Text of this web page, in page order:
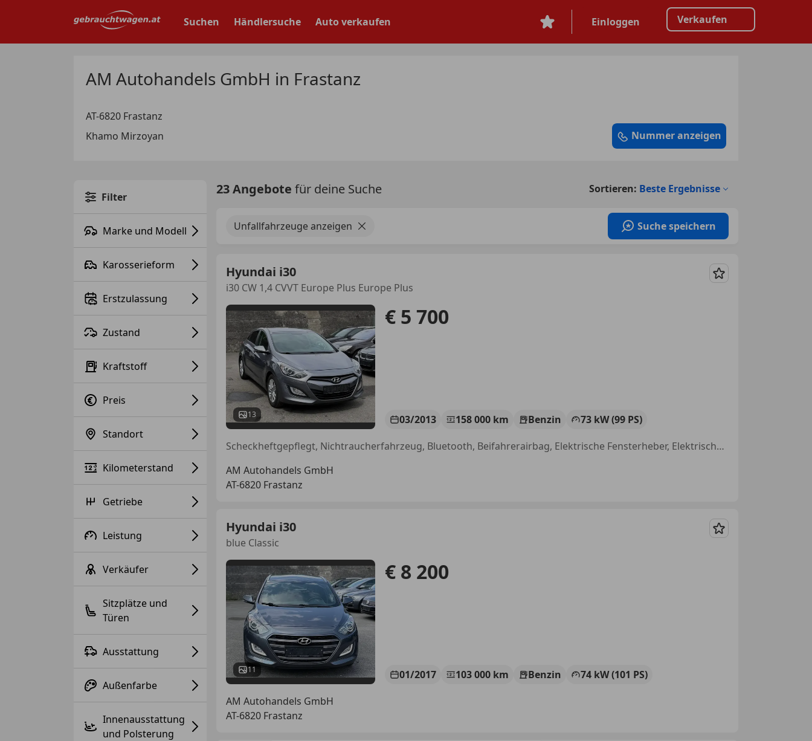
Suchen Händlersuche Auto verkaufen Einloggen Verkaufen
AM Autohandels GmbH in Frastanz
AT-6820 Frastanz
Khamo Mirzoyan
Nummer anzeigen
Filter
Marke und Modell
Karosserieform
Erstzulassung
Zustand
Kraftstoff
Preis
Standort
Kilometerstand
Getriebe
Leistung
Verkäufer
Sitzplätze und
Türen
Ausstattung
Außenfarbe
Innenausstattung
und Polsterung
23 Angebote für deine Suche Sortieren: Beste Ergebnisse
Unfallfahrzeuge anzeigen Suche speichern
Hyundai i30
i30 CW 1,4 CVVT Europe Plus Europe Plus
Merken
13
€ 5 700
03/2013 158 000 km Benzin
73 kW (99 PS)
Scheckheftgepflegt, Nichtraucherfahrzeug, Bluetooth, Beifahrerairbag, Elektrische Fensterheber, Elektrische Seitenspiegel, Bordcomputer, Nebelscheinwerfer
AM Autohandels GmbH
AT-6820 Frastanz
Hyundai i30
blue Classic
Merken
11
€ 8 200
01/2017 103 000 km Benzin
74 kW (101 PS)
AM Autohandels GmbH
AT-6820 Frastanz